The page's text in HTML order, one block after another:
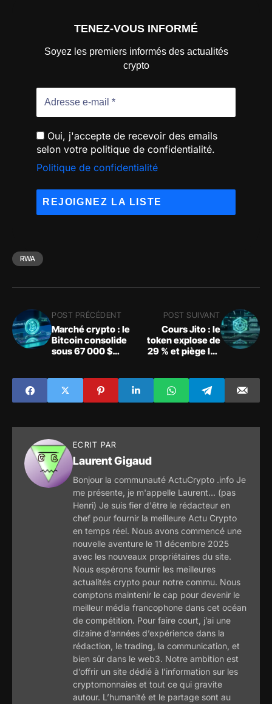
TENEZ-VOUS INFORMÉ
Soyez les premiers informés des actualités
crypto
Oui, j'accepte de recevoir des emails
selon votre politique de confidentialité.
Politique de confidentialité
RWA
POST PRÉCÉDENT
Marché crypto : le
Bitcoin consolide
sous 67 000 $
POST SUIVANT
Cours Jito : le
token explose de
29 % et piège les
ECRIT PAR
Laurent Gigaud
Bonjour la communauté ActuCrypto .info Je
me présente, je m'appelle Laurent... (pas
Henri) Je suis fier d'être le rédacteur en
chef pour fournir la meilleure Actu Crypto
en temps réel. Nous avons commencé une
nouvelle aventure le 11 décembre 2025
avec les nouveaux propriétaires du site.
Nous espérons fournir les meilleures
actualités crypto pour notre commu. Nous
comptons maintenir le cap pour devenir le
meilleur média francophone dans cet océan
de compétition. Pour faire court, j’ai une
dizaine d’années d’expérience dans la
rédaction, le trading, la communication, et
bien sûr dans le web3. Notre ambition est
d’offrir un site dédié à l’information sur les
cryptomonnaies et tout ce qui gravite
autour. L’humanité et le partage sont au